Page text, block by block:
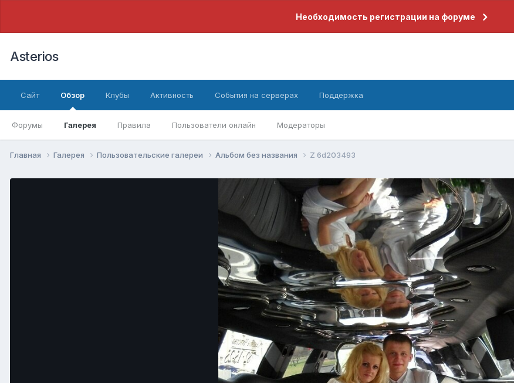
Необходимость регистрации на форуме
Asterios
Сайт Обзор
Форумы Галерея Правила Пользователи онлайн Модераторы
Клубы Активность События на серверах Поддержка
Главная Галерея Пользовательские галереи Альбом без названия Z 6d203493